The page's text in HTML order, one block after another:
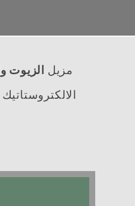
مزيل الزيوت
الالكتروستاتيك